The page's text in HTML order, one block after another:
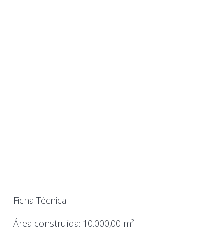
Ficha Técnica
Área construída: 10.000,00 m²